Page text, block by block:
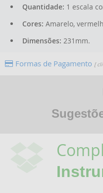
Quantidade: 1 escala
Cores: Amarelo,
Dimensões: 231mm.
Formas de Pagamento [